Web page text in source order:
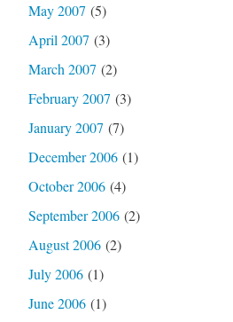
May 2007 (5)
April 2007 (3)
March 2007 (2)
February 2007 (3)
January 2007 (7)
December 2006(1)
October 2006(4)
September 2006(2)
August 2006(2)
July 2006(1)
June 2006(1)